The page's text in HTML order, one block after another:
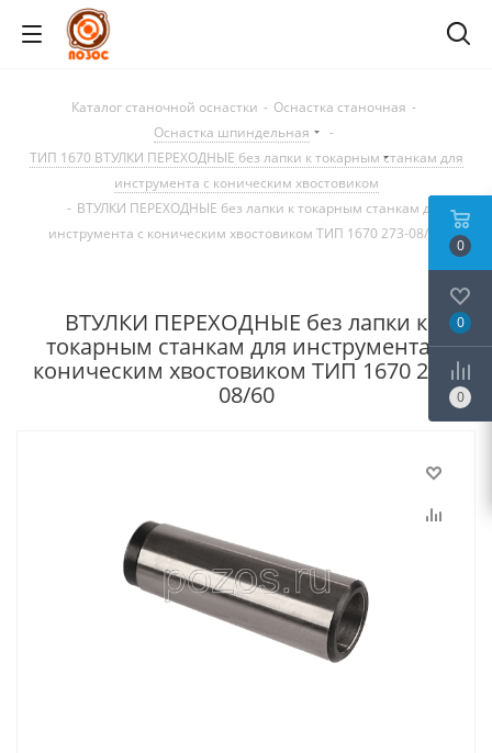
Каталог станочной оснастки - Оснастка станочная -
Оснастка шпиндельная
-
ТИП 1670 ВТУЛКИ ПЕРЕХОДНЫЕ без лапки к токарным станкам для
инструмента с коническим хвостовиком
- ВТУЛКИ ПЕРЕХОДНЫЕ без лапки к токарным станкам для
инструмента с коническим хвостовиком ТИП 1670 273-08/60
ВТУЛКИ ПЕРЕХОДНЫЕ без лапки к
токарным станкам для инструмента с
коническим хвостовиком ТИП 1670 273-
08/60
0
0
0